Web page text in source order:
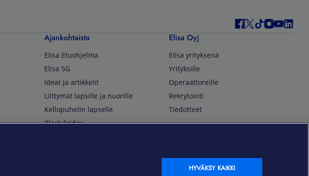
Ajankohtaista
Elisa Etuohjelma
Elisa 5G
Ideat ja artikkelit
Liittymät lapsille ja nuorille
Kellopuhelin lapselle
Black Friday
Elisa Oyj
Elisa yrityksenä
Yrityksille
Operaattoreille
Rekrytointi
Tiedotteet
OmaElisa Self Service
HYVÄKSY KAIKKI